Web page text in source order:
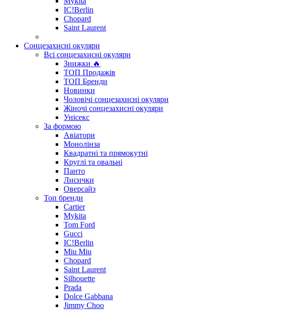
IC!Berlin
Chopard
Saint Laurent
Сонцезахисні окуляри
Всі сонцезахисні окуляри
Знижки 🔥
ТОП Продажів
ТОП Бренди
Новинки
Чоловічі сонцезахисні окуляри
Жіночі сонцезахисні окуляри
Унісекс
За формою
Авіатори
Монолінза
Квадратні та прямокутні
Круглі та овальні
Панто
Лисички
Оверсайз
Топ бренди
Cartier
Mykita
Tom Ford
Gucci
IC!Berlin
Miu Miu
Chopard
Saint Laurent
Silhouette
Prada
Dolce Gabbana
Jimmy Choo